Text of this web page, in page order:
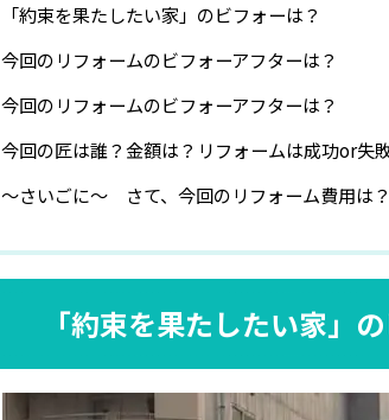
「約束を果たしたい家」のビフォーは？
今回のリフォームのビフォーアフターは？
今回のリフォームのビフォーアフターは？
今回の匠は誰？金額は？リフォームは成功or失
〜さいごに〜 さて、今回のリフォーム費用は？
「約束を果たしたい家」